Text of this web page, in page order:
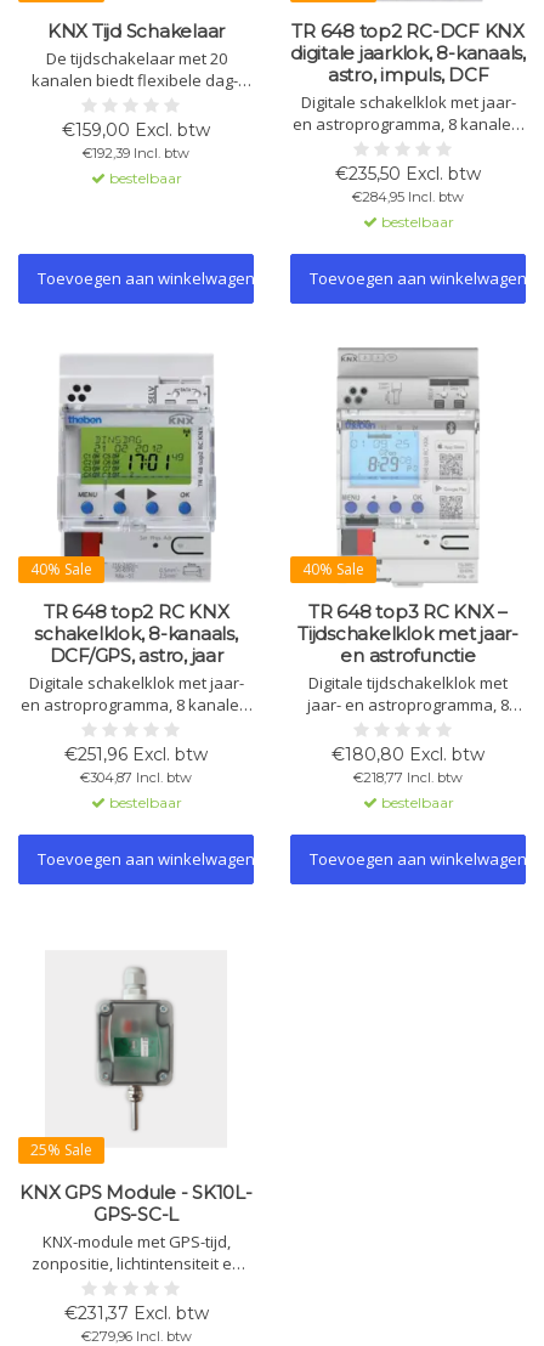
KNX Tijd Schakelaar
De tijdschakelaar met 20
kanalen biedt flexibele dag-,
week- en astro-functies, met 8
schakelcycli per kanaal. Dankzij
het kleurendisplay kunt u
eenvoudig schakelen. ETS-
configuratie en busverbinding.
€159,00 Excl. btw
€192,39 Incl. btw
bestelbaar
Toevoegen aan winkelwagen
TR 648 top2 RC-DCF KNX
digitale jaarklok, 8-kanaals,
astro, impuls, DCF
Digitale schakelklok met jaar-
en astroprogramma, 8 kanalen,
DCF-tijd, 800 geheugenplaatsen,
vakantie- en cyclusprogramma,
zonder netspanning, DIN-
railmontage, KNX-bus.
€235,50 Excl. btw
€284,95 Incl. btw
bestelbaar
Toevoegen aan winkelwagen
40% Sale
TR 648 top2 RC KNX
schakelklok, 8-kanaals,
DCF/GPS, astro, jaar
Digitale schakelklok met jaar-
en astroprogramma, 8 kanalen,
DCF/GPS-tijdsynchronisatie, 800
geheugenplaatsen, vakantie-,
impuls- en cyclusprogramma,
KNX en netvoeding, DIN-rail.
€251,96 Excl. btw
€304,87 Incl. btw
bestelbaar
Toevoegen aan winkelwagen
40% Sale
TR 648 top3 RC KNX –
Tijdschakelklok met jaar-
en astrofunctie
Digitale tijdschakelklok met
jaar- en astroprogramma, 8
kanalen, app- en pc-
programmeerbaar via BLE en
OBELISK, KNX Data Secure, DIN-
rail, 800 geheugenplaatsen,
DCF/GNSS.
€180,80 Excl. btw
€218,77 Incl. btw
bestelbaar
Toevoegen aan winkelwagen
25% Sale
KNX GPS Module - SK10L-
GPS-SC-L
KNX-module met GPS-tijd,
zonpositie, lichtintensiteit en
temperatuurmeting. Voor
zonwering, tijdschakelingen en
logische functies via KNX.
€231,37 Excl. btw
€279,96 Incl. btw